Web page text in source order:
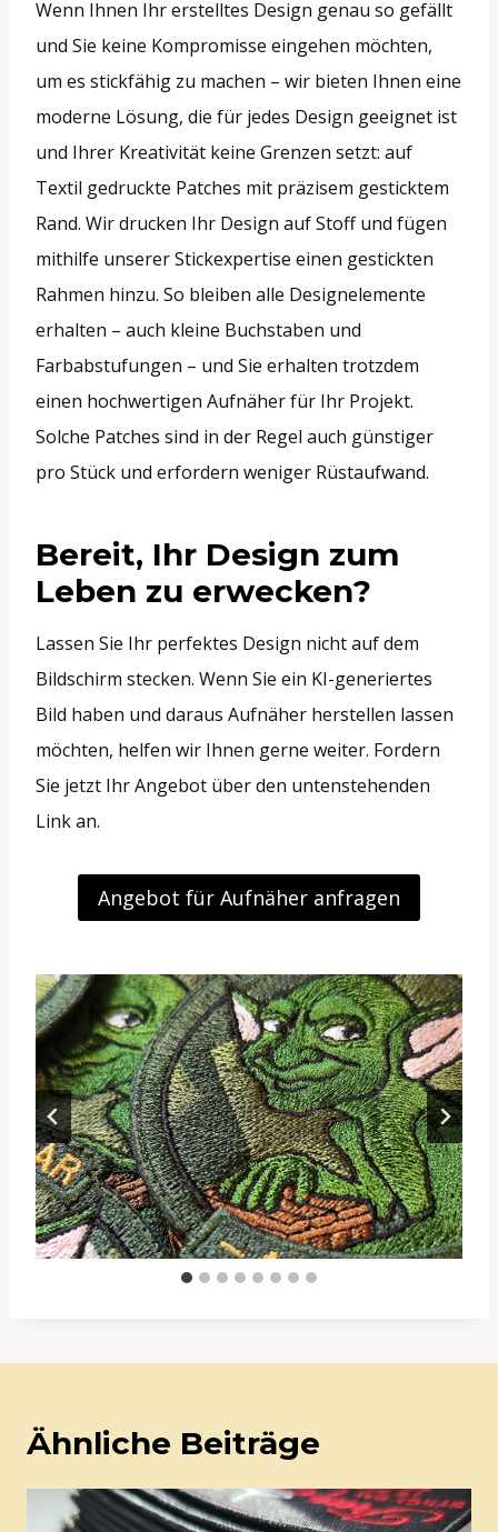
Wenn Ihnen Ihr erstelltes Design genau so gefällt
und Sie keine Kompromisse eingehen möchten,
um es stickfähig zu machen – wir bieten Ihnen eine
moderne Lösung, die für jedes Design geeignet ist
und Ihrer Kreativität keine Grenzen setzt: auf
Textil gedruckte Patches mit präzisem gesticktem
Rand. Wir drucken Ihr Design auf Stoff und fügen
mithilfe unserer Stickexpertise einen gestickten
Rahmen hinzu. So bleiben alle Designelemente
erhalten – auch kleine Buchstaben und
Farbabstufungen – und Sie erhalten trotzdem
einen hochwertigen Aufnäher für Ihr Projekt.
Solche Patches sind in der Regel auch günstiger
pro Stück und erfordern weniger Rüstaufwand.
Bereit, Ihr Design zum
Leben zu erwecken?
Lassen Sie Ihr perfektes Design nicht auf dem
Bildschirm stecken. Wenn Sie ein KI-generiertes
Bild haben und daraus Aufnäher herstellen lassen
möchten, helfen wir Ihnen gerne weiter. Fordern
Sie jetzt Ihr Angebot über den untenstehenden
Link an.
Angebot für Aufnäher anfragen
Ähnliche Beiträge